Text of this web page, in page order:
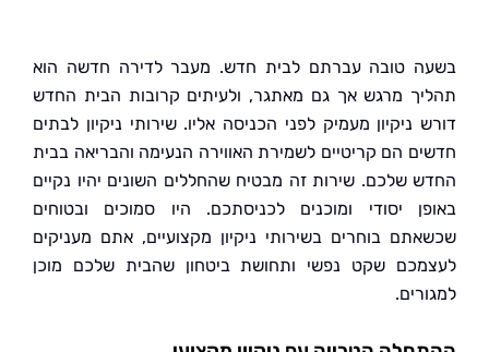
טובה עברתם לבית חדש. מעבר לדירה חדשה הוא
מרגש אך גם מאתגר, ולעיתים קרובות הבית החדש
ניקיון מעמיק לפני הכניסה אליו. שירותי ניקיון לבתים
הם קריטיים לשמירת האווירה הנעימה והבריאה בבית
שלכם. שירות זה מבטיח שהחללים השונים יהיו נקיים
יסודי ומוכנים לכניסתכם. היו סמוכים ובטוחים
בוחרים בשירותי ניקיון מקצועיים, אתם מעניקים
שקט נפשי ותחושת ביטחון שהבית שלכם מוכן